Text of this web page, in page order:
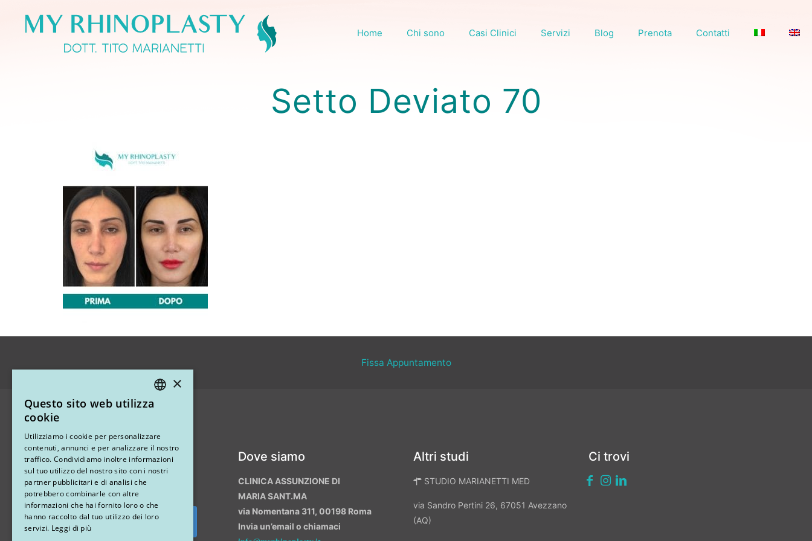
Home Chi sono Casi Clinici Servizi Blog Prenota Contatti
Setto Deviato 70
Fissa Appuntamento
Instagram Dove siamo
CLINICA ASSUNZIONE DI
MARIA SANT.MA
via Nomentana 311, 00198 Roma
Invia un’email o chiamaci
Altri studi
STUDIO MARIANETTI MED
via Sandro Pertini 26, 67051 Avezzano
(AQ)
Ci trovi
×
Questo sito web utilizza
cookie
Utilizziamo i cookie per personalizzare
contenuti, annunci e per analizzare il nostro
traffico. Condividiamo inoltre informazioni
sul tuo utilizzo del nostro sito con i nostri
partner pubblicitari e di analisi che
potrebbero combinarle con altre
informazioni che hai fornito loro o che
hanno raccolto dal tuo utilizzo dei loro
servizi. Leggi di più